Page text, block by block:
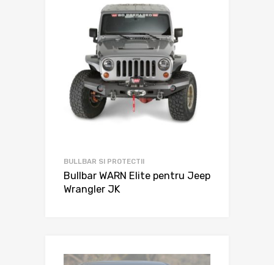
BULLBAR SI PROTECTII
Bullbar WARN Elite pentru Jeep
Wrangler JK